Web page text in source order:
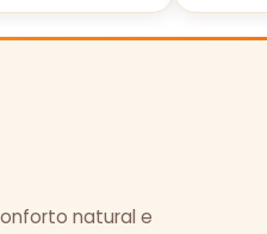
natural e